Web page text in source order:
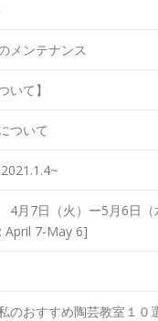
メンテナンス
いて】
ついて
4月7日（火）ー5月6日
April 7-May 6]
のおすすめ陶芸教室１０